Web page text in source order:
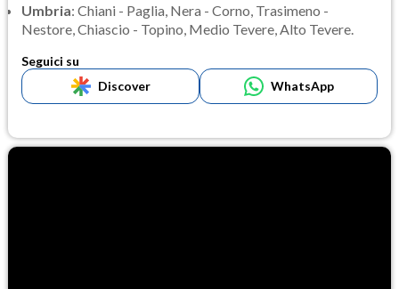
Umbria: Chiani - Paglia, Nera - Corno, Trasimeno -
Nestore, Chiascio - Topino, Medio Tevere, Alto Tevere.
Seguici su
Discover
WhatsApp